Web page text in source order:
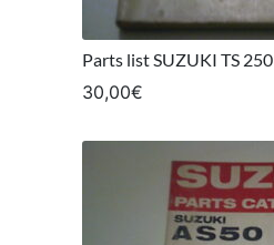
Parts list SUZUKI TS 250
30,00€